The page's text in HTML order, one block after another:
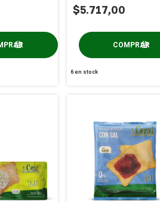
$5.717,00
6en stock